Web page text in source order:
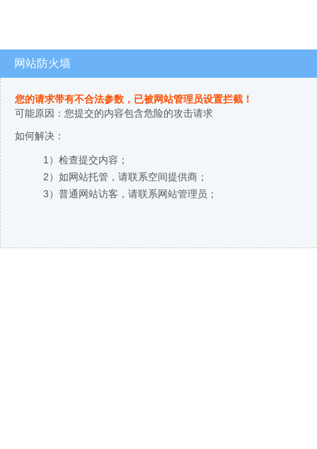
网站防火墙
您的请求带有不合法参数，已被网站管理员设置拦截！
可能原因：您提交的内容包含危险的攻击请求
如何解决：
1）检查提交内容；
2）如网站托管，请联系空间提供商；
3）普通网站访客，请联系网站管理员；